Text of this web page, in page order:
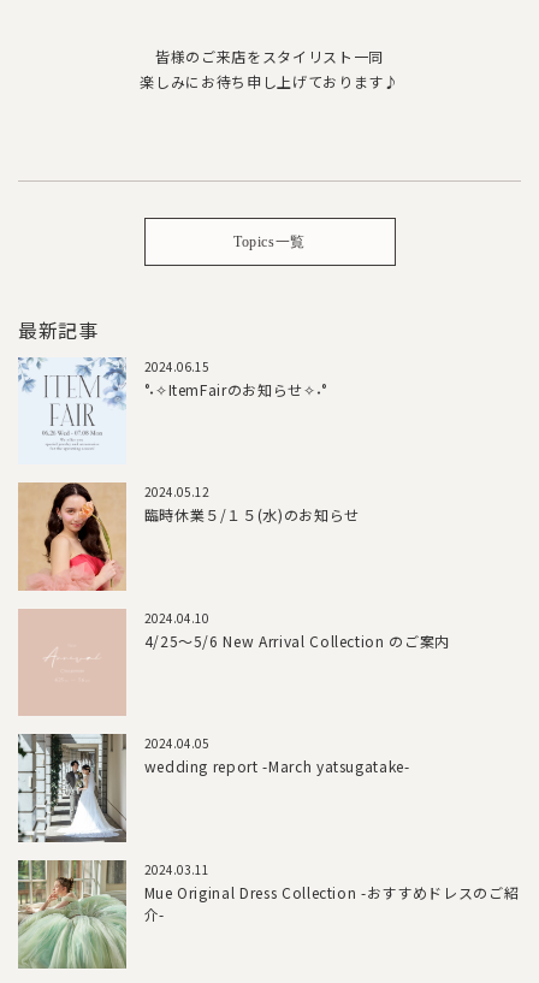
皆様のご来店をスタイリスト一同
楽しみにお待ち申し上げております♪
Topics一覧
最新記事
2024.06.15
°˖✧ItemFairのお知らせ✧˖°
2024.05.12
臨時休業５/１５(水)のお知らせ
2024.04.10
4/25～5/6 New Arrival Collection のご案内
2024.04.05
wedding report -March yatsugatake-
2024.03.11
Mue Original Dress Collection -おすすめドレスのご紹
介-